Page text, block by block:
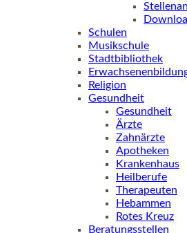
Schulen
Musikschule
Stadtbibliothek
Religion
Gesundheit
Gesundheit
Ärzte
Zahnärzte
Apotheken
Krankenhaus
Heilberufe
Therapeuten
Hebammen
Rotes Kreuz
Beratungsstellen